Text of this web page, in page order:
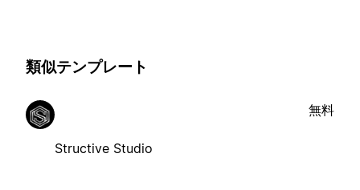
類似テンプレート
Structive Studio
無料